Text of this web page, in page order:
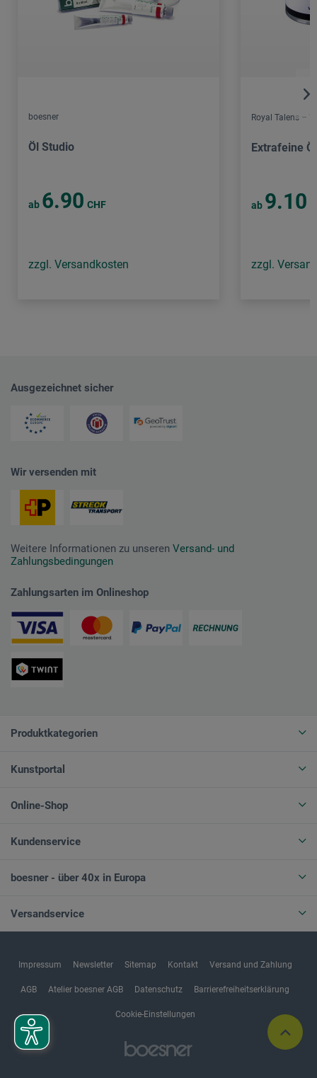
boesner
Öl Studio
ab 6.90 CHF
zzgl. Versandkosten
Royal Talens –
Extrafeine
ab 9.10
zzgl.
Ausgezeichnet sicher
Wir versenden mit
Weitere Informationen zu unseren Versand- und
Zahlungsbedingungen
Zahlungsarten im Onlineshop
Produktkategorien
Kunstportal
Online-Shop
Kundenservice
boesner - über 40x in Europa
Versandservice
Impressum Newsletter Sitemap Kontakt Versand und Zahlung
AGB Atelier boesner AGB Datenschutz Barrierefreiheitserklärung
Cookie-Einstellungen